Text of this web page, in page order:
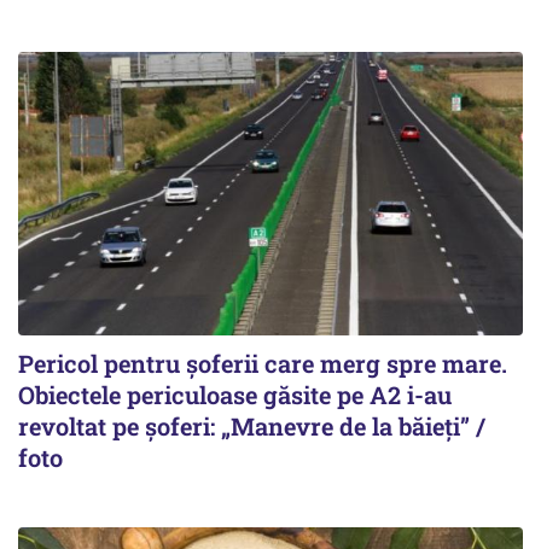
Pericol pentru șoferii care merg spre mare.
Obiectele periculoase găsite pe A2 i-au
revoltat pe șoferi: „Manevre de la băieți” /
foto